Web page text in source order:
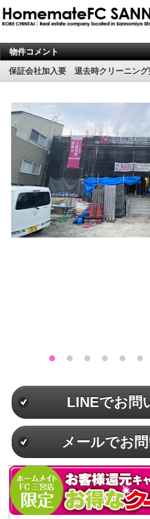
物件コメント
保証会社加入要 退去時クリーニング
LINEでお問
メールでお